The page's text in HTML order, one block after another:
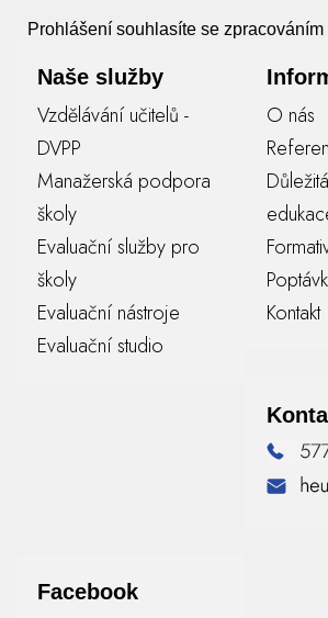
Prohlášení souhlasíte se
Naše služby
Vzdělávání učitelů -
DVPP
Manažerská podpora
školy
Evaluační služby pro
školy
Evaluační nástroje
Evaluační studio
O nás
Kontakt
Facebook